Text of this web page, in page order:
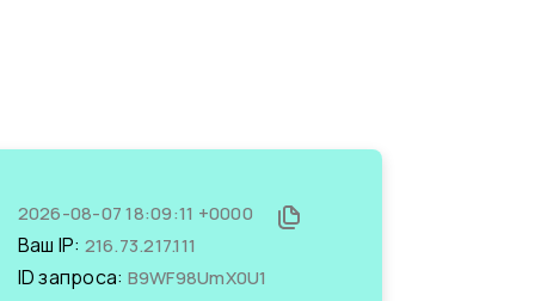
2026-08-07 18:09:11 +0000
Ваш IP: 216.73.217.111
ID запроса: B9WF98UmX0U1